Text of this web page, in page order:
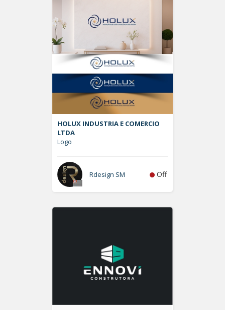
HOLUX INDUSTRIA E COMERCIO
LTDA
Logo
Rdesign SM Off